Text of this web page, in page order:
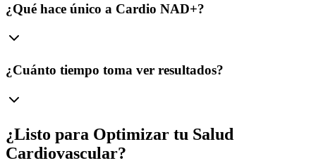
¿Qué hace único a Cardio NAD+?
¿Cuánto tiempo toma ver resultados?
¿Listo para Optimizar tu Salud
Cardiovascular?